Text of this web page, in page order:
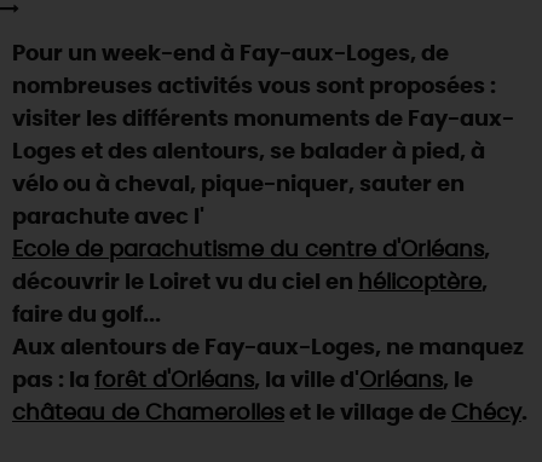
Par ici lesguinguettes
Que rapporter du Loiret ?
La Route des Métiers d'Art
TOUT L'ART DE VIVRE
Expérimenterles parcours Baludik🕵️
Une saison de festivals 🎉
Rendez-vous de la nature en 2026
Programme des animations "Loiret au fil de l'eau"
Où sortir ?
RÉSERVERMAINTENANT
Pour un week-end à Fay-aux-Loges, de
nombreuses activités vous sont proposées :
visiter les différents monuments de Fay-aux-
Loges et des alentours, se balader à pied, à
vélo ou à cheval, pique-niquer, sauter en
parachute avec l'
Ecole de parachutisme du centre d'Orléans,
découvrir le Loiret vu du ciel en hélicoptère,
faire du golf...
Aux alentours de Fay-aux-Loges, ne manquez
pas : la forêt d'Orléans, la ville d'Orléans, le
château de Chamerolles et le village de Chécy.